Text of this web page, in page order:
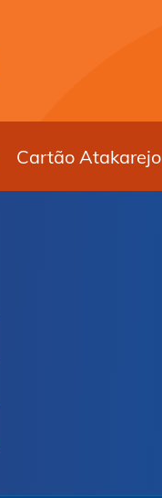
Cartão Atakarejo